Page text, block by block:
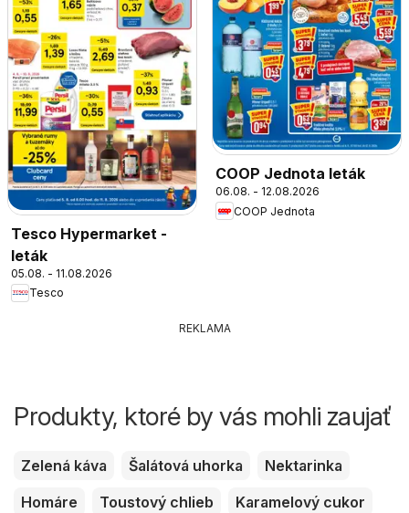
Tesco Hypermarket -
leták
05.08. - 11.08.2026
Tesco
COOP Jednota leták
06.08. - 12.08.2026
COOP Jednota
REKLAMA
Produkty, ktoré by vás mohli zaujať
Zelená káva Šalátová uhorka
Nektarinka
Homáre
Toustový chlieb
Karamelový cukor